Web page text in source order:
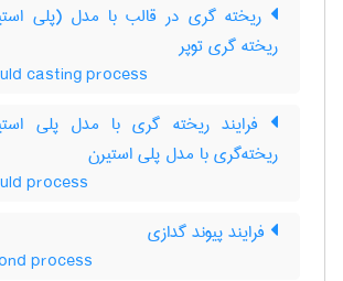
ریخته گری در قالب با مدل (پلی
ریخته گری توپر
casting process
فرایند ریخته گری با مدل پلی
ریخته‌گری با مدل پلی استیرن
process
فرایند پیوند گدازی
process